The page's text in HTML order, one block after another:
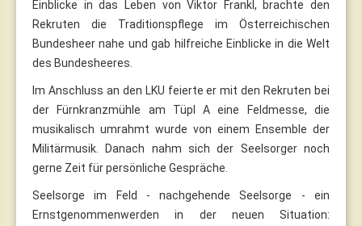
Einblicke in das Leben von Viktor Frankl, brachte den
Rekruten die Traditionspflege im Österreichischen
Bundesheer nahe und gab hilfreiche Einblicke in die Welt
des Bundesheeres.
Im Anschluss an den LKU feierte er mit den Rekruten bei
der Fürnkranzmühle am Tüpl A eine Feldmesse, die
musikalisch umrahmt wurde von einem Ensemble der
Militärmusik. Danach nahm sich der Seelsorger noch
gerne Zeit für persönliche Gespräche.
Seelsorge im Feld - nachgehende Seelsorge - ein
Ernstgenommenwerden in der neuen Situation: